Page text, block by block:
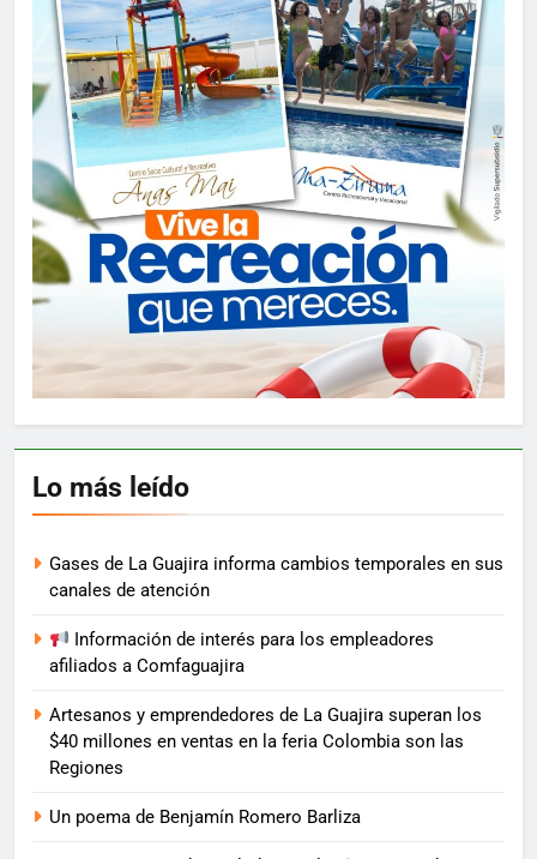
Lo más leído
Gases de La Guajira informa cambios temporales en sus
canales de atención
Información de interés para los empleadores
afiliados a Comfaguajira
Artesanos y emprendedores de La Guajira superan los
$40 millones en ventas en la feria Colombia son las
Regiones
Un poema de Benjamín Romero Barliza